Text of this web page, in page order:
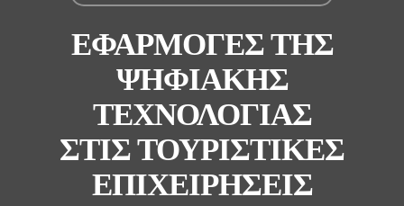
ΕΦΑΡΜΟΓΕΣ ΤΗΣ
ΨΗΦΙΑΚΗΣ
ΤΕΧΝΟΛΟΓΙΑΣ
ΣΤΙΣ ΤΟΥΡΙΣΤΙΚΕΣ
ΕΠΙΧΕΙΡΗΣΕΙΣ